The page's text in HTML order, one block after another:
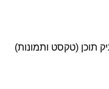
תוכן (טקסט ותמונות)